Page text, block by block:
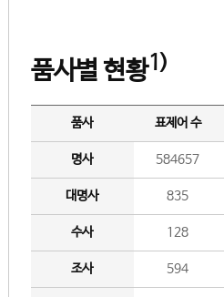
품사별 현황1)
품사 표제어 수
명사 584657
대명사 835
수사 128
조사 594